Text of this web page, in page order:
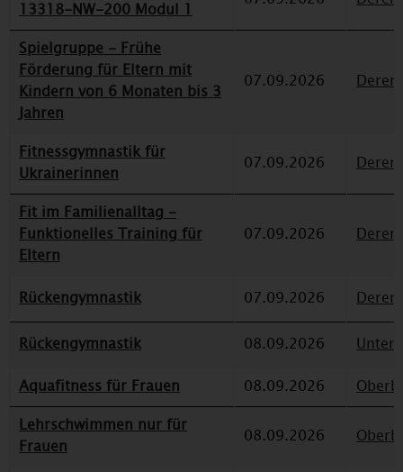
13318-NW-200 Modul 1
Spielgruppe - Frühe
Förderung für Eltern mit
Kindern von 6 Monaten bis 3
Jahren
07.09.2026
Fitnessgymnastik für
Ukrainerinnen
07.09.2026
Fit im Familienalltag -
Funktionelles Training für
Eltern
07.09.2026
Rückengymnastik 07.09.2026
Rückengymnastik 08.09.2026
Aquafitness für Frauen
08.09.2026
Lehrschwimmen nur für
Frauen
08.09.2026